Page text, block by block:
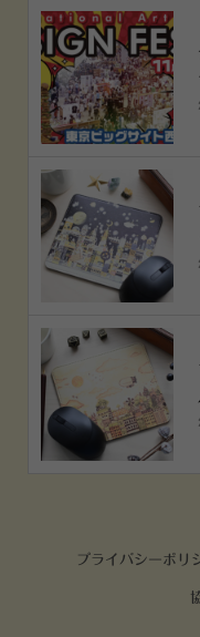
プライバシーポリ